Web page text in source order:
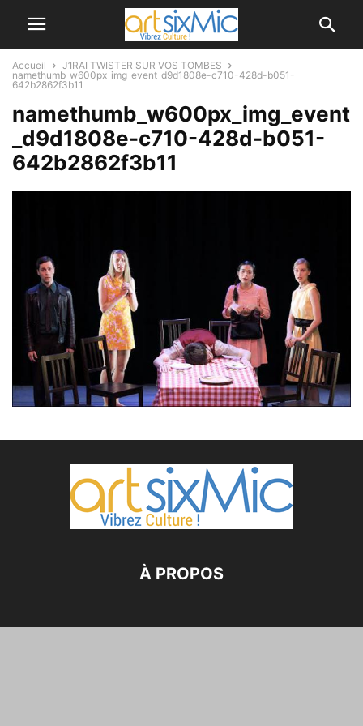
Accueil
J’IRAI TWISTER SUR VOS TOMBES
namethumb_w600px_img_event_d9d1808e-c710-428d-b051-
642b2862f3b11
namethumb_w600px_img_event
_d9d1808e-c710-428d-b051-
642b2862f3b11
À PROPOS